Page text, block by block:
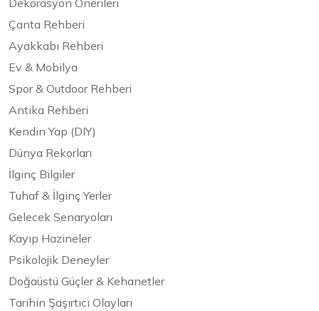
Dekorasyon Önerileri
Çanta Rehberi
Ayakkabı Rehberi
Ev & Mobilya
Spor & Outdoor Rehberi
Antika Rehberi
Kendin Yap (DIY)
Dünya Rekorları
İlginç Bilgiler
Tuhaf & İlginç Yerler
Gelecek Senaryoları
Kayıp Hazineler
Psikolojik Deneyler
Doğaüstü Güçler & Kehanetler
Tarihin Şaşırtıcı Olayları